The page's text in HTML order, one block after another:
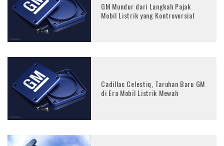
GM Mundur dari Langkah Pajak
Mobil Listrik yang Kontroversial
Cadillac Celestiq, Taruhan Baru GM
di Era Mobil Listrik Mewah